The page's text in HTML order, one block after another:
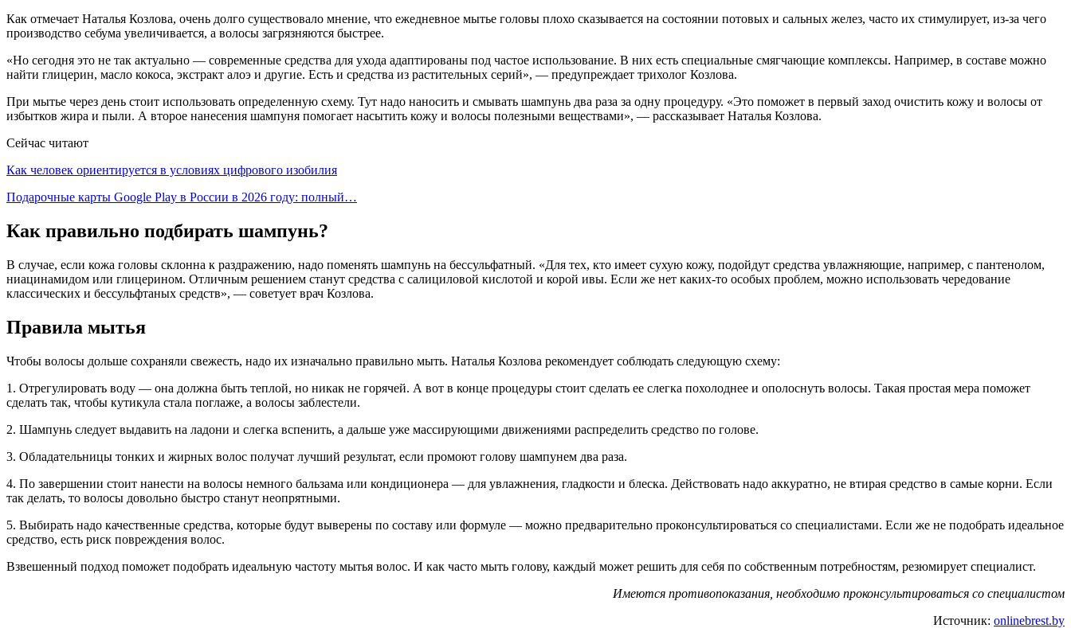
Как отмечает Наталья Козлова, очень долго существовало мнение, что ежедневное мытье головы плохо сказывается на состоянии потовых и сальных желез, часто их стимулирует, из-за чего
производство себума увеличивается, а волосы загрязняются быстрее.
«Но сегодня это не так актуально — современные средства для ухода адаптированы под частое использование. В них есть специальные смягчающие комплексы. Например, в составе можно
найти глицерин, масло кокоса, экстракт алоэ и другие. Есть и средства из растительных серий», — предупреждает трихолог Козлова.
При мытье через день стоит использовать определенную схему. Тут надо наносить и смывать шампунь два раза за одну процедуру. «Это поможет в первый заход очистить кожу и волосы от
избытков жира и пыли. А второе нанесения шампуня помогает насытить кожу и волосы полезными веществами», — рассказывает Наталья Козлова.
Сейчас читают
Как человек ориентируется в условиях цифрового изобилия
Подарочные карты Google Play в России в 2026 году: полный…
Как правильно подбирать шампунь?
В случае, если кожа головы склонна к раздражению, надо поменять шампунь на бессульфатный. «Для тех, кто имеет сухую кожу, подойдут средства увлажняющие, например, с пантенолом,
ниацинамидом или глицерином. Отличным решением станут средства с салициловой кислотой и корой ивы. Если же нет каких-то особых проблем, можно использовать чередование
классических и бессульфтаных средств», — советует врач Козлова.
Правила мытья
Чтобы волосы дольше сохраняли свежесть, надо их изначально правильно мыть. Наталья Козлова рекомендует соблюдать следующую схему:
1. Отрегулировать воду — она должна быть теплой, но никак не горячей. А вот в конце процедуры стоит сделать ее слегка похолоднее и ополоснуть волосы. Такая простая мера поможет
сделать так, чтобы кутикула стала поглаже, а волосы заблестели.
2. Шампунь следует выдавить на ладони и слегка вспенить, а дальше уже массирующими движениями распределить средство по голове.
3. Обладательницы тонких и жирных волос получат лучший результат, если промоют голову шампунем два раза.
4. По завершении стоит нанести на волосы немного бальзама или кондиционера — для увлажнения, гладкости и блеска. Действовать надо аккуратно, не втирая средство в самые корни. Если
так делать, то волосы довольно быстро станут неопрятными.
5. Выбирать надо качественные средства, которые будут выверены по составу или формуле — можно предварительно проконсультироваться со специалистами. Если же не подобрать идеальное
средство, есть риск повреждения волос.
Взвешенный подход поможет подобрать идеальную частоту мытья волос. И как часто мыть голову, каждый может решить для себя по собственным потребностям, резюмирует специалист.
Имеются противопоказания, необходимо проконсультироваться со специалистом
Источник: onlinebrest.by